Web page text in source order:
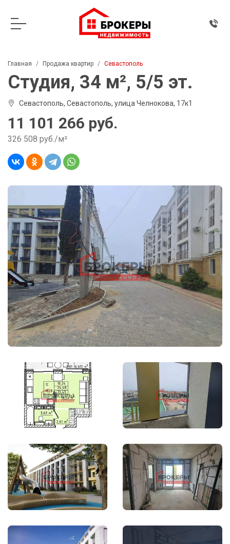
Главная Продажа квартир Севастополь
Студия, 34 м², 5/5 эт.
Севастополь, Севастополь, улица Челнокова, 17к1
11 101 266 руб.
326 508 руб./м²